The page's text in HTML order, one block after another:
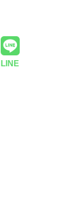
LINE